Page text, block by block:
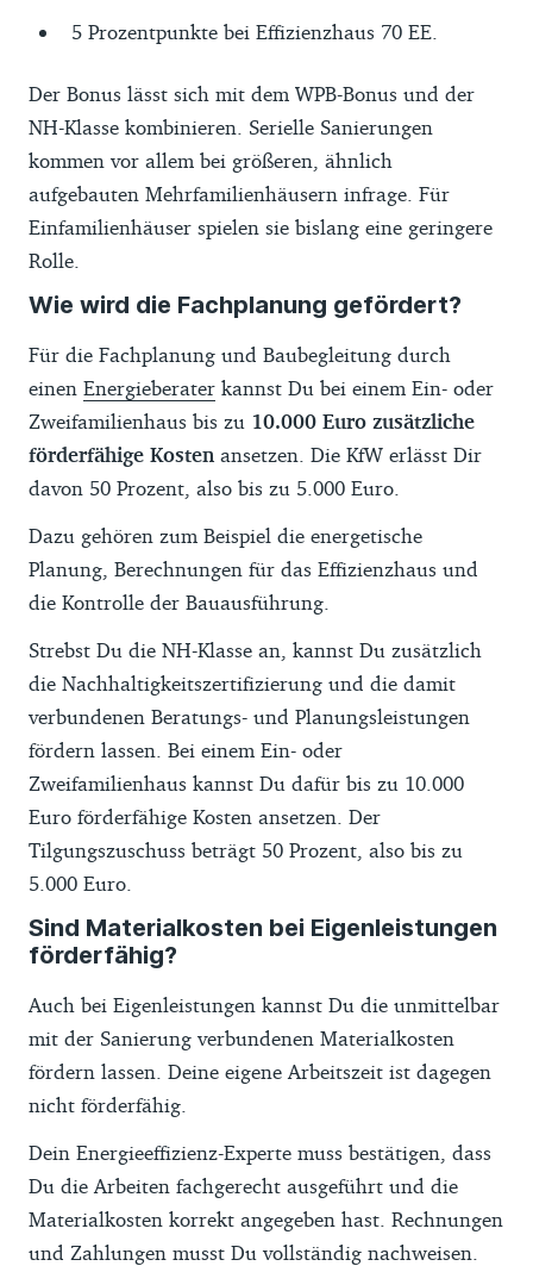
5 Prozentpunkte bei Effizienzhaus 70 EE.
Der Bonus lässt sich mit dem WPB-Bonus und der
NH-Klasse kombinieren. Serielle Sanierungen
kommen vor allem bei größeren, ähnlich
aufgebauten Mehrfamilienhäusern infrage. Für
Einfamilienhäuser spielen sie bislang eine geringere
Rolle.
Wie wird die Fachplanung gefördert?
Für die Fachplanung und Baubegleitung durch
einen Energieberater kannst Du bei einem Ein- oder
Zweifamilienhaus bis zu 10.000 Euro zusätzliche
förderfähige Kosten ansetzen. Die KfW erlässt Dir
davon 50 Prozent, also bis zu 5.000 Euro.
Dazu gehören zum Beispiel die energetische
Planung, Berechnungen für das Effizienzhaus und
die Kontrolle der Bauausführung.
Strebst Du die NH-Klasse an, kannst Du zusätzlich
die Nachhaltigkeitszertifizierung und die damit
verbundenen Beratungs- und Planungsleistungen
fördern lassen. Bei einem Ein- oder
Zweifamilienhaus kannst Du dafür bis zu 10.000
Euro förderfähige Kosten ansetzen. Der
Tilgungszuschuss beträgt 50 Prozent, also bis zu
5.000 Euro.
Sind Materialkosten bei Eigenleistungen
förderfähig?
Auch bei Eigenleistungen kannst Du die unmittelbar
mit der Sanierung verbundenen Materialkosten
fördern lassen. Deine eigene Arbeitszeit ist dagegen
nicht förderfähig.
Dein Energieeffizienz-Experte muss bestätigen, dass
Du die Arbeiten fachgerecht ausgeführt und die
Materialkosten korrekt angegeben hast. Rechnungen
und Zahlungen musst Du vollständig nachweisen.